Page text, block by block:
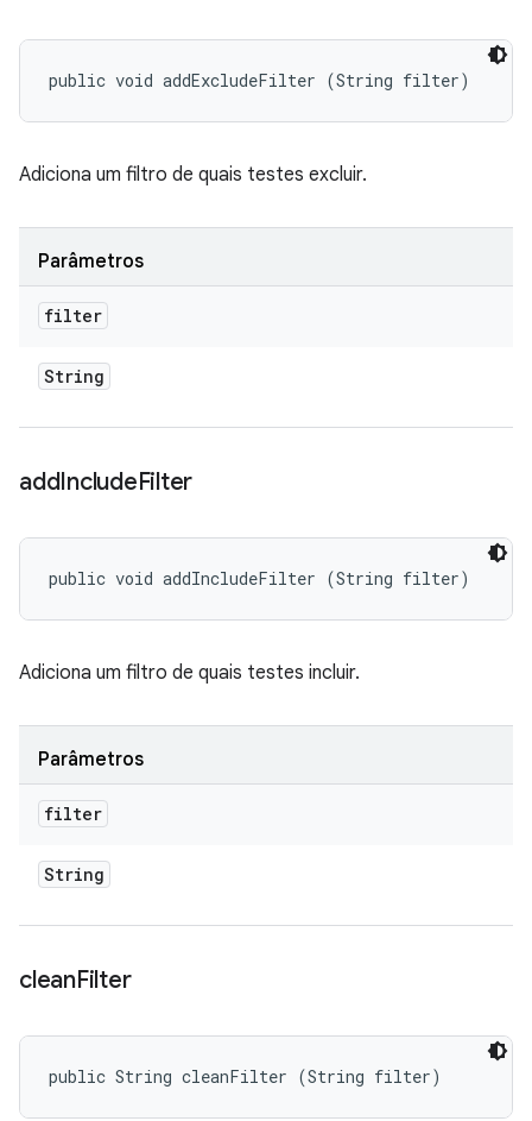
public void addExcludeFilter (String filter)
Adiciona um filtro de quais testes excluir.
Parâmetros
filter
String
addIncludeFilter
public void addIncludeFilter (String filter)
Adiciona um filtro de quais testes incluir.
Parâmetros
filter
String
cleanFilter
public String cleanFilter (String filter)